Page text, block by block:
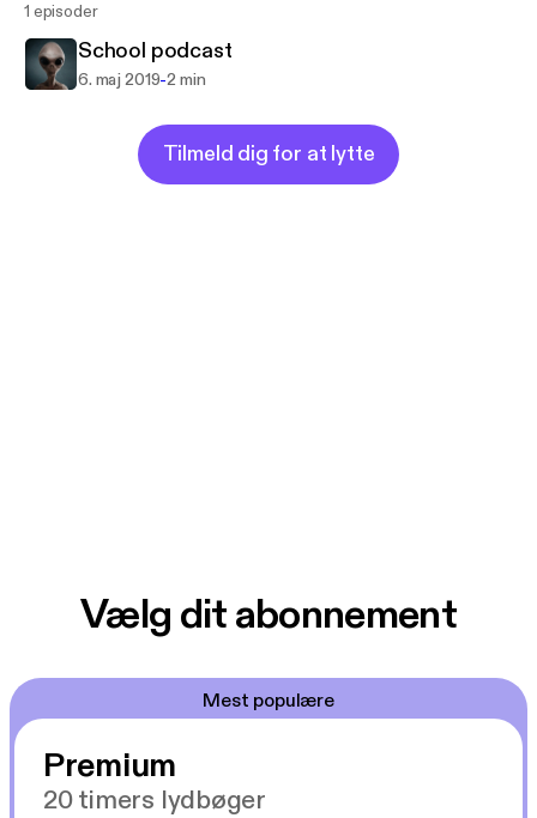
1 episoder
School podcast
6. maj 2019-2 min
Tilmeld dig for at lytte
Vælg dit abonnement
Mest populære
Premium
20 timers lydbøger